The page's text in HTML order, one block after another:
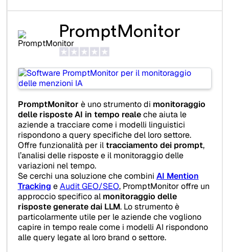
PromptMonitor
PromptMonitor è uno strumento di monitoraggio
delle risposte AI in tempo realeche aiuta le
aziende a tracciare come i modelli linguistici
rispondono a query specifiche del loro settore.
Offre funzionalità per iltracciamento dei prompt,
l’analisi delle risposte e il monitoraggio delle
variazioni nel tempo.
Se cerchi una soluzione che combini AI Mention
Tracking eAudit GEO/SEO, PromptMonitor offre un
approccio specifico al monitoraggio delle
risposte generate dai LLM. Lo strumento è
particolarmente utile per le aziende che vogliono
capire in tempo reale come i modelli AI rispondono
alle query legate al loro brand o settore.